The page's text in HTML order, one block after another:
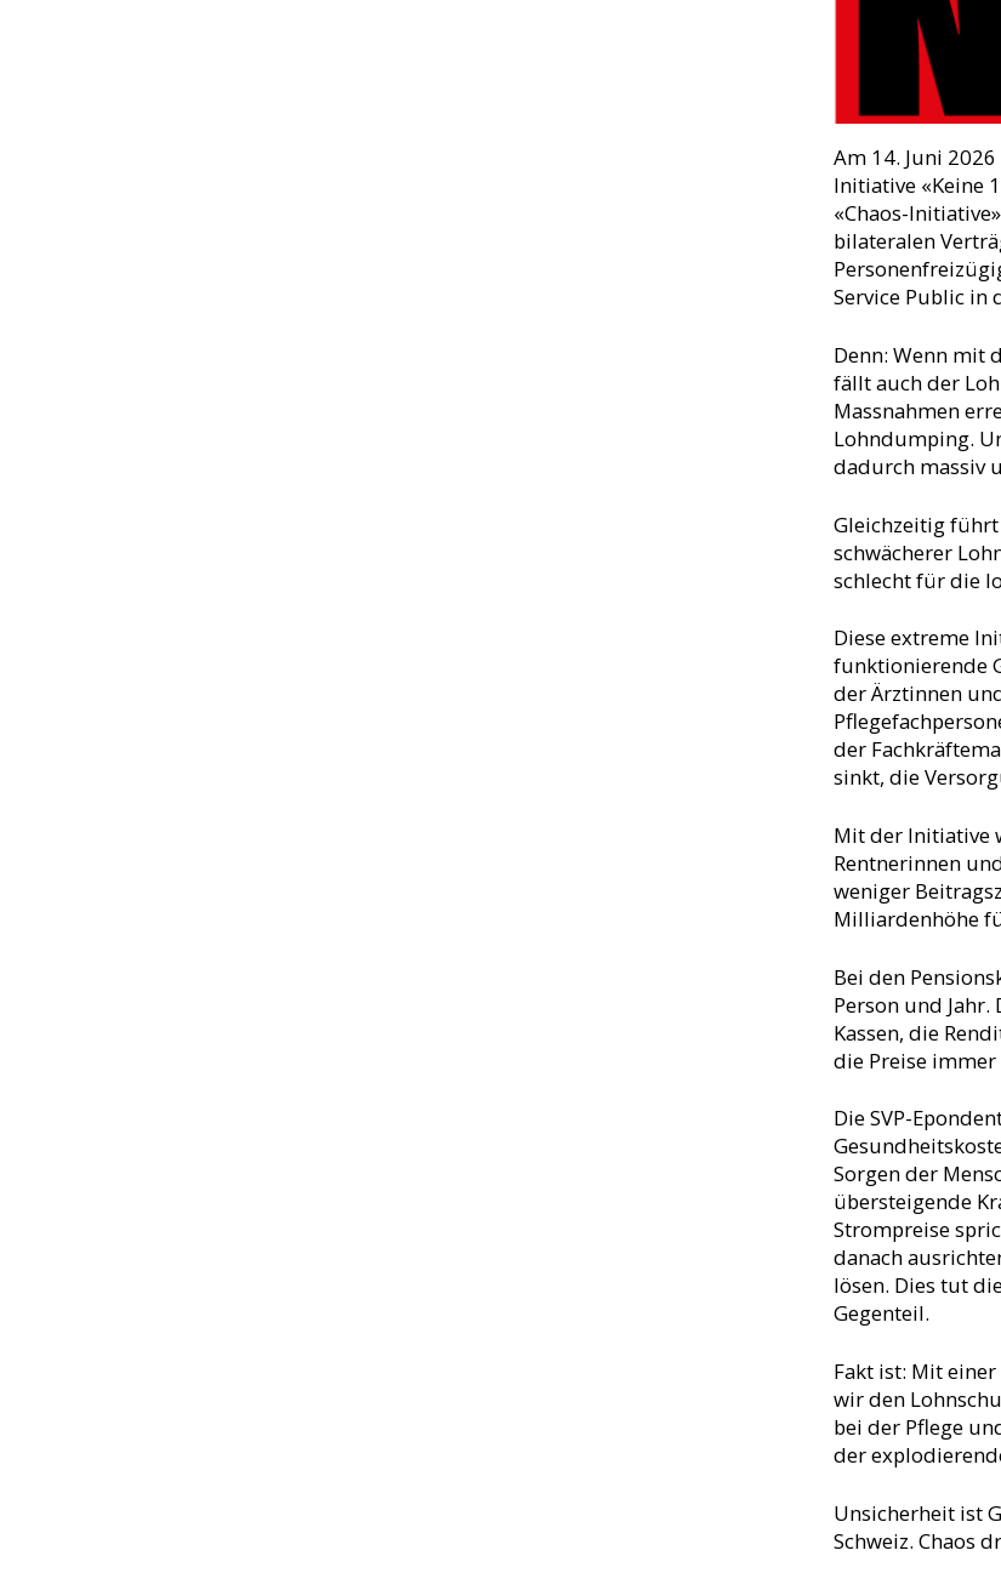
Am 14. Juni
Initiative «Keine
«Chaos-
bilateralen
Service Public in
Denn: Wenn mit
fällt auch der
Massnahmen
Lohndumping.
dadurch massiv
Gleichzeitig
schwächerer
schlecht für die
Diese extreme
funktionierende
der Ärztinnen
der
sinkt, die
Mit der Initiative
Rentnerinnen
weniger
Milliardenhöhe
Bei den
Person und
Kassen, die
die Preise
Die SVP-
Sorgen der
übersteigende
Strompreise
danach
lösen. Dies tut
Gegenteil.
Fakt ist: Mit
wir den
bei der Pflege
der
Unsicherheit ist
Schweiz. Chaos